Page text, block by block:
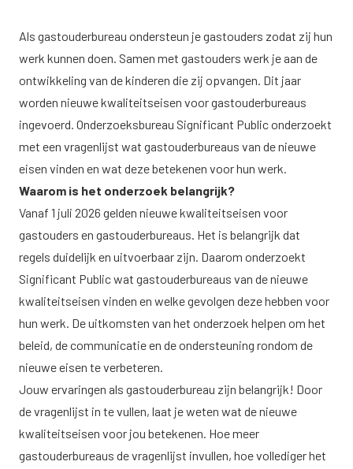
Als gastouderbureau ondersteun je gastouders zodat zij hun
werk kunnen doen. Samen met gastouders werk je aan de
ontwikkeling van de kinderen die zij opvangen. Dit jaar
worden nieuwe kwaliteitseisen voor gastouderbureaus
ingevoerd. Onderzoeksbureau Significant Public onderzoekt
met een vragenlijst wat gastouderbureaus van de nieuwe
eisen vinden en wat deze betekenen voor hun werk.
Waarom is het onderzoek belangrijk?
Vanaf 1 juli 2026 gelden nieuwe kwaliteitseisen voor
gastouders en gastouderbureaus. Het is belangrijk dat
regels duidelijk en uitvoerbaar zijn. Daarom onderzoekt
Significant Public wat gastouderbureaus van de nieuwe
kwaliteitseisen vinden en welke gevolgen deze hebben voor
hun werk. De uitkomsten van het onderzoek helpen om het
beleid, de communicatie en de ondersteuning rondom de
nieuwe eisen te verbeteren.
Jouw ervaringen als gastouderbureau zijn belangrijk! Door
de vragenlijst in te vullen, laat je weten wat de nieuwe
kwaliteitseisen voor jou betekenen. Hoe meer
gastouderbureaus de vragenlijst invullen, hoe vollediger het